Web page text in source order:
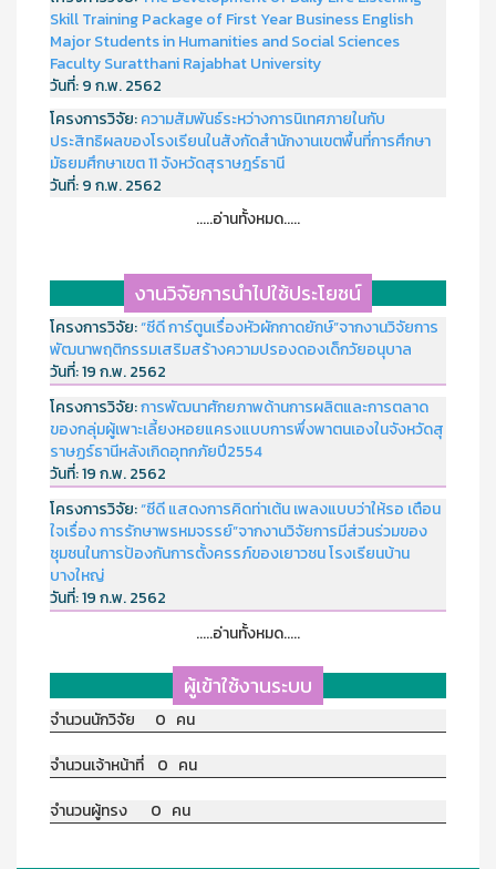
Skill Training Package of First Year Business English
Major Students in Humanities and Social Sciences
Faculty Suratthani Rajabhat University
วันที่:9 ก.พ. 2562
โครงการวิจัย:ความสัมพันธ์ระหว่างการนิเทศภายในกับ
ประสิทธิผลของโรงเรียนในสังกัดสำนักงานเขตพื้นที่การศึกษา
มัธยมศึกษาเขต 11 จังหวัดสุราษฎร์ธานี
วันที่:9 ก.พ. 2562
.....อ่านทั้งหมด.....
งานวิจัยการนำไปใช้ประโยชน์
โครงการวิจัย:“ซีดี การ์ตูนเรื่องหัวผักกาดยักษ์”จากงานวิจัยการ
พัฒนาพฤติกรรมเสริมสร้างความปรองดองเด็กวัยอนุบาล
วันที่:19 ก.พ. 2562
โครงการวิจัย:การพัฒนาศักยภาพด้านการผลิตและการตลาด
ของกลุ่มผู้เพาะเลี้ยงหอยแครงแบบการพึ่งพาตนเองในจังหวัดสุ
ราษฏร์ธานีหลังเกิดอุทกภัยปี2554
วันที่:19 ก.พ. 2562
โครงการวิจัย:“ซีดี แสดงการคิดท่าเต้น เพลงแบบว่าให้รอ เตือน
ใจเรื่อง การรักษาพรหมจรรย์”จากงานวิจัยการมีส่วนร่วมของ
ชุมชนในการป้องกันการตั้งครรภ์ของเยาวชน โรงเรียนบ้าน
บางใหญ่
วันที่:19 ก.พ. 2562
.....อ่านทั้งหมด.....
ผู้เข้าใช้งานระบบ
จำนวนนักวิจัย 0 คน
จำนวนเจ้าหน้าที่ 0 คน
จำนวนผู้ทรง 0 คน